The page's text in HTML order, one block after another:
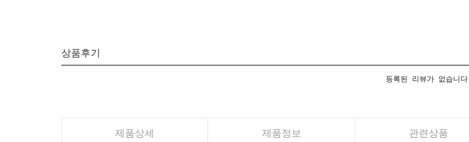
상품후기
등록된 리뷰가 없습니
제품상세 제품정보 관련상품